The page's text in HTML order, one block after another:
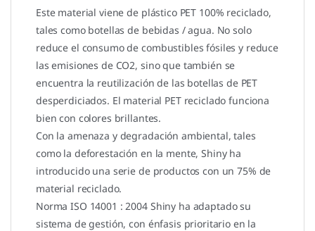
Este material viene de plástico PET 100% reciclado,
tales como botellas de bebidas / agua. No solo
reduce el consumo de combustibles fósiles y reduce
las emisiones de CO2, sino que también se
encuentra la reutilización de las botellas de PET
desperdiciados. El material PET reciclado funciona
bien con colores brillantes.
Con la amenaza y degradación ambiental, tales
como la deforestación en la mente, Shiny ha
introducido una serie de productos con un 75% de
material reciclado.
Norma ISO 14001 : 2004 Shiny ha adaptado su
sistema de gestión, con énfasis prioritario en la